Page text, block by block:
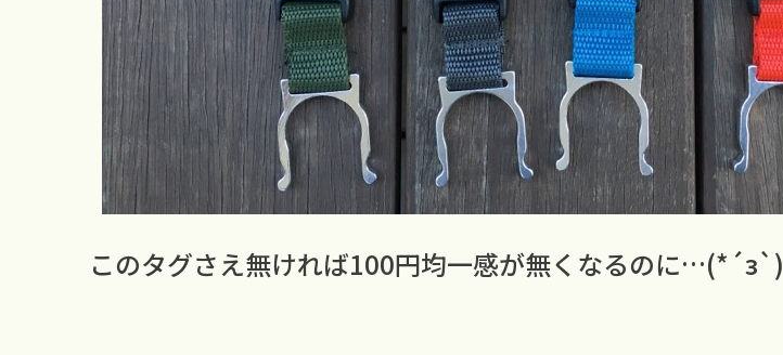
このタグさえ無ければ100円均一感が無くなるのに…(*´з`)